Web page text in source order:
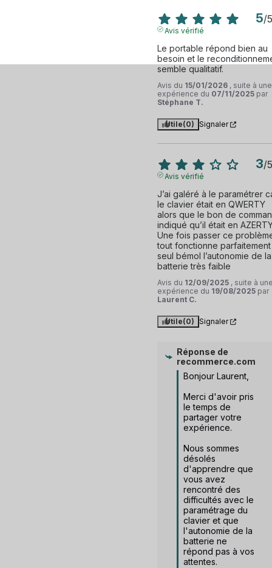
5/5
Avis vérifié
Le portable répond bien au
besoin et le
semble qualitatif.
Avis du 15/01/2026 , suite à une
expérience du 07/11/2025 par
Stéphane T.
Utile(0) Signaler
3/5
Avis vérifié
J’ai galéré à le paramétrer
le clavier était en QWERTY
alors que le bon de
indiqué qu’il était en
Une fois passer ce
tout fonctionne parfaitement
seul bémol l’autonomie de la
batterie très faible
Avis du 12/09/2025 , suite à
expérience du 19/08/2025 par
Laurent C.
Utile(0) Signaler
Réponse de
recommerce.com
Bonjour Laurent,
Merci d'avoir pris
le temps de
partager votre
expérience.
Nous sommes
désolés
d'apprendre que
vous avez
rencontré des
difficultés avec le
paramétrage du
clavier et que
l'autonomie de la
batterie ne
répond pas à vos
attentes.